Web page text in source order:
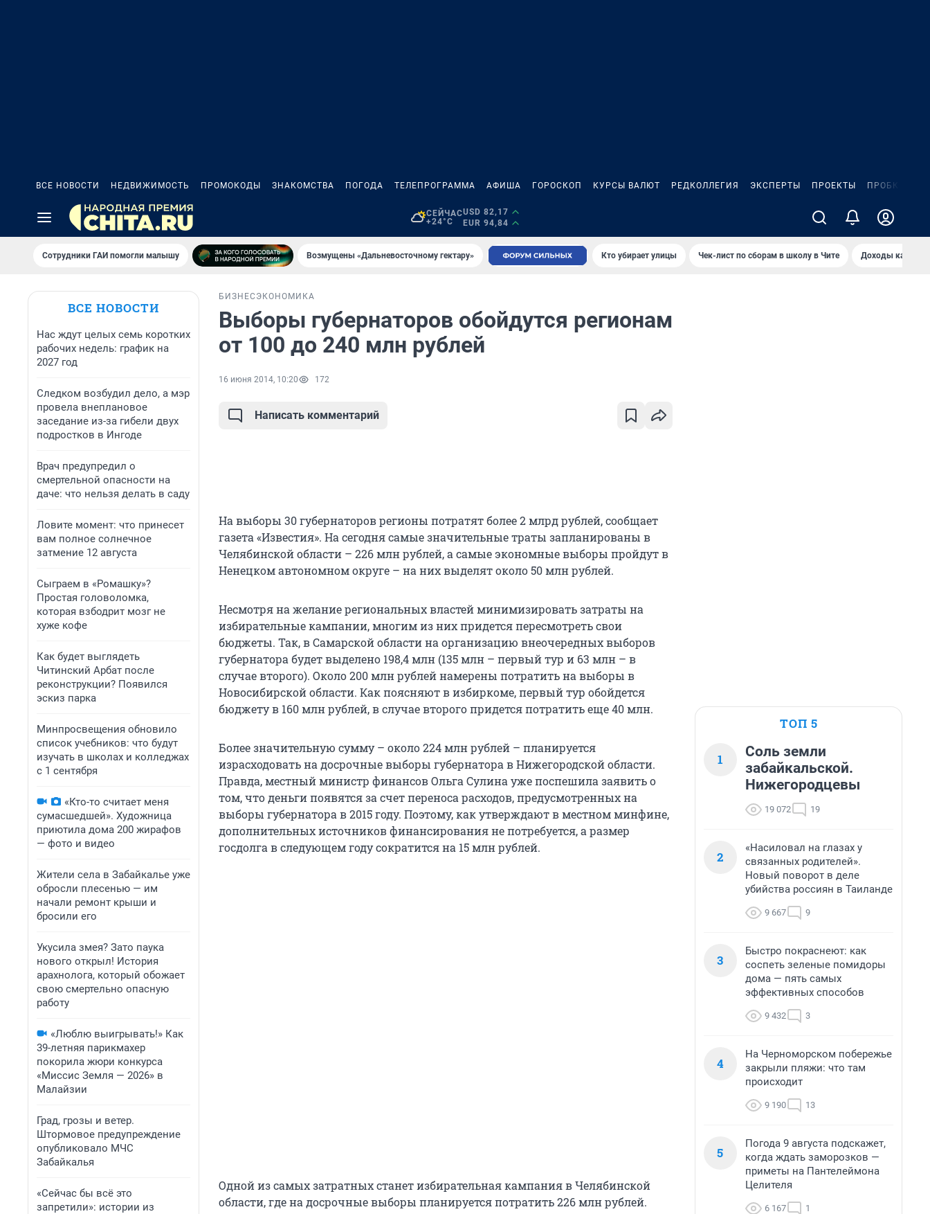
ВСЕ НОВОСТИ НЕДВИЖИМОСТЬ ПРОМОКОДЫ ЗНАКОМСТВА ПОГОДА ТЕЛЕПРОГРАММА АФИША ГОРОСКОП КУРСЫ ВАЛЮТ РЕДКОЛЛЕГИЯ ЭКСПЕРТЫ ПРОЕКТЫ ПРОБКИ
СЕЙЧАС
+24°C
USD 82,17
EUR 94,84
Сотрудники ГАИ помогли малышу Возмущены «Дальневосточному гектару» Кто убирает улицы Чек-лист по сборам в школу в Чите Доходы
ВСЕ НОВОСТИ
Нас ждут целых семь коротких
рабочих недель: график на
2027 год
Следком возбудил дело, а мэр
провела внеплановое
заседание из-за гибели двух
подростков в Ингоде
Врач предупредил о
смертельной опасности на
даче: что нельзя делать в саду
Ловите момент: что принесет
вам полное солнечное
затмение 12 августа
Сыграем в «Ромашку»?
Простая головоломка,
которая взбодрит мозг не
хуже кофе
Как будет выглядеть
Читинский Арбат после
реконструкции? Появился
эскиз парка
Минпросвещения обновило
список учебников: что будут
изучать в школах и колледжах
с 1 сентября
«Кто-то считает меня
сумасшедшей». Художница
приютила дома 200 жирафов
— фото и видео
Жители села в Забайкалье уже
обросли плесенью — им
начали ремонт крыши и
бросили его
Укусила змея? Зато паука
нового открыл! История
арахнолога, который обожает
свою смертельно опасную
работу
«Люблю выигрывать!» Как
39-летняя парикмахер
покорила жюри конкурса
«Миссис Земля — 2026» в
Малайзии
Град, грозы и ветер.
Штормовое предупреждение
опубликовало МЧС
Забайкалья
«Сейчас бы всё это
запретили»: истории из
БИЗНЕС ЭКОНОМИКА
Выборы губернаторов обойдутся регионам
от 100 до 240 млн рублей
16 июня 2014, 10:20 172
Написать комментарий
На выборы 30 губернаторов регионы потратят более 2 млрд рублей, сообщает
газета «Известия». На сегодня самые значительные траты запланированы в
Челябинской области – 226 млн рублей, а самые экономные выборы пройдут в
Ненецком автономном округе – на них выделят около 50 млн рублей.
Несмотря на желание региональных властей минимизировать затраты на
избирательные кампании, многим из них придется пересмотреть свои
бюджеты. Так, в Самарской области на организацию внеочередных выборов
губернатора будет выделено 198,4 млн (135 млн – первый тур и 63 млн – в
случае второго). Около 200 млн рублей намерены потратить на выборы в
Новосибирской области. Как поясняют в избиркоме, первый тур обойдется
бюджету в 160 млн рублей, в случае второго придется потратить еще 40 млн.
Более значительную сумму – около 224 млн рублей – планируется
израсходовать на досрочные выборы губернатора в Нижегородской области.
Правда, местный министр финансов Ольга Сулина уже поспешила заявить о
том, что деньги появятся за счет переноса расходов, предусмотренных на
выборы губернатора в 2015 году. Поэтому, как утверждают в местном минфине,
дополнительных источников финансирования не потребуется, а размер
госдолга в следующем году сократится на 15 млн рублей.
Одной из самых затратных станет избирательная кампания в Челябинской
области, где на досрочные выборы планируется потратить 226 млн рублей.
ТОП 5
1
Соль земли
забайкальской.
Нижегородцевы
19 072 19
2
«Насиловал на глазах у
связанных родителей».
Новый поворот в деле
убийства россиян в Таиланде
9 667 9
3
Быстро покраснеют: как
соспеть зеленые помидоры
дома — пять самых
эффективных способов
9 432 3
4
На Черноморском побережье
закрыли пляжи: что там
происходит
9 190 13
5
Погода 9 августа подскажет,
когда ждать заморозков —
приметы на Пантелеймона
Целителя
6 167 1